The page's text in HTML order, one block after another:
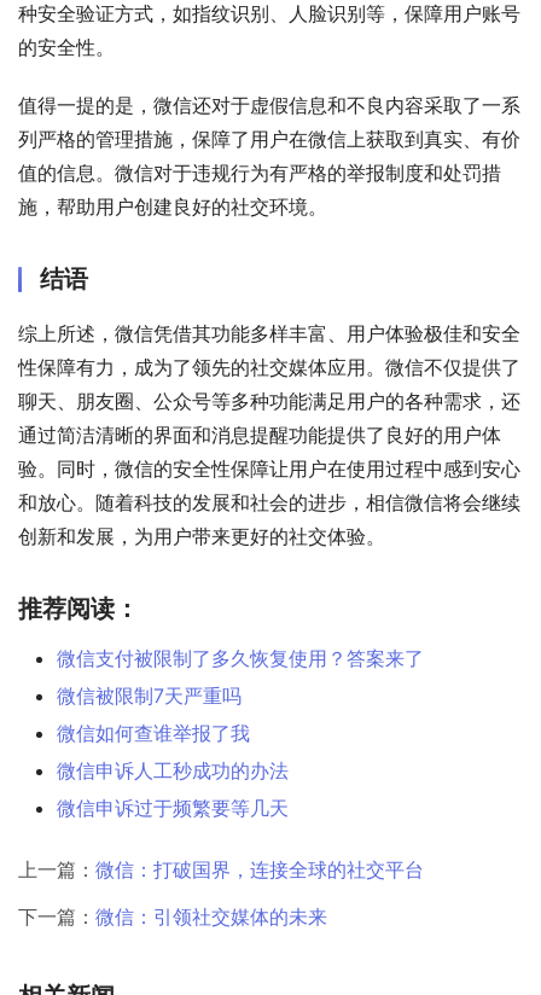
种安全验证方式，如指纹识别、人脸识别等，保障用户账号
的安全性。
值得一提的是，微信还对于虚假信息和不良内容采取了一系
列严格的管理措施，保障了用户在微信上获取到真实、有价
值的信息。微信对于违规行为有严格的举报制度和处罚措
施，帮助用户创建良好的社交环境。
结语
综上所述，微信凭借其功能多样丰富、用户体验极佳和安全
性保障有力，成为了领先的社交媒体应用。微信不仅提供了
聊天、朋友圈、公众号等多种功能满足用户的各种需求，还
通过简洁清晰的界面和消息提醒功能提供了良好的用户体
验。同时，微信的安全性保障让用户在使用过程中感到安心
和放心。随着科技的发展和社会的进步，相信微信将会继续
创新和发展，为用户带来更好的社交体验。
推荐阅读：
微信支付被限制了多久恢复使用？答案来了
微信被限制7天严重吗
微信如何查谁举报了我
微信申诉人工秒成功的办法
微信申诉过于频繁要等几天
上一篇： 微信：打破国界，连接全球的社交平台
下一篇： 微信：引领社交媒体的未来